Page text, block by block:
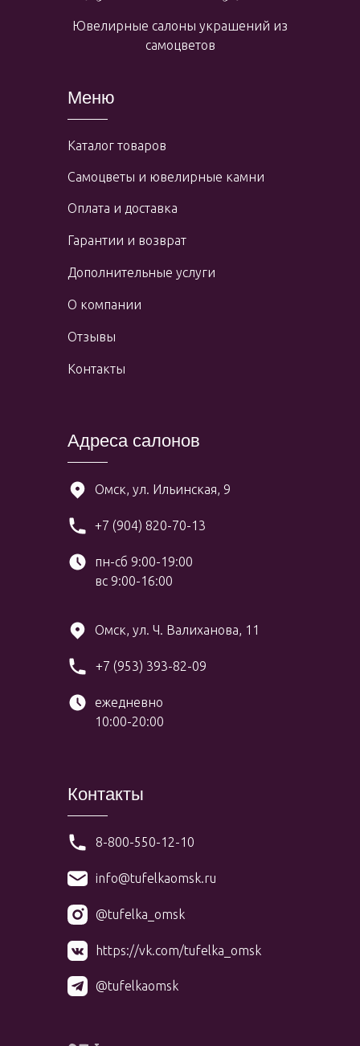
Меню
Каталог товаров
Самоцветы и ювелирные камни
Оплата и доставка
Адреса салонов
+7 (904) 820-70-13
пн-сб 9:00-19:00
вс 9:00-16:00
Омск, ул. Ильинская, 9
Ювелирные салоны украшений из
самоцветов
+7 (953) 393-82-09
ежедневно
10:00-20:00
Омск, ул. Ч. Валиханова, 11
Контакты
@tufelka_omsk
https://vk.com/tufelka_omsk
Гарантии и возврат
Дополнительные услуги
О компании
Отзывы
Контакты
@tufelkaomsk
8-800-550-12-10
info@tufelkaomsk.ru